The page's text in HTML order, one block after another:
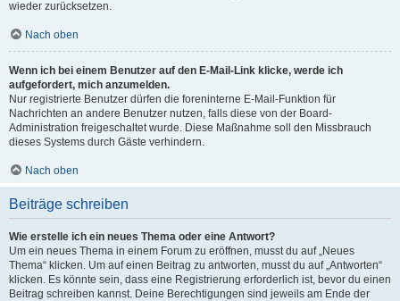
wieder zurücksetzen.
Nach oben
Wenn ich bei einem Benutzer auf den E-Mail-Link klicke, werde ich
aufgefordert, mich anzumelden.
Nur registrierte Benutzer dürfen die foreninterne E-Mail-Funktion für
Nachrichten an andere Benutzer nutzen, falls diese von der Board-
Administration freigeschaltet wurde. Diese Maßnahme soll den Missbrauch
dieses Systems durch Gäste verhindern.
Nach oben
Beiträge schreiben
Wie erstelle ich ein neues Thema oder eine Antwort?
Um ein neues Thema in einem Forum zu eröffnen, musst du auf „Neues
Thema“ klicken. Um auf einen Beitrag zu antworten, musst du auf „Antworten“
klicken. Es könnte sein, dass eine Registrierung erforderlich ist, bevor du einen
Beitrag schreiben kannst. Deine Berechtigungen sind jeweils am Ende der